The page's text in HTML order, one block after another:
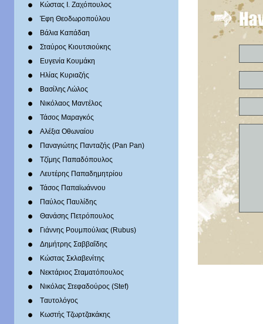
Κώστας Ι. Ζαχόπουλoς
Έφη Θεοδωροπούλου
Βάλια Καπάδαη
Σταύρος Κιουτσιούκης
Ευγενία Κουμάκη
Ηλίας Κυριαζής
Βασίλης Λώλος
Νικόλαος Μαντέλος
Τάσος Μαραγκός
Αλέξια Οθωναίου
Παναγιώτης Πανταζής (Pan Pan)
Τζίμης Παπαδόπουλος
Λευτέρης Παπαδημητρίου
Τάσος Παπαϊωάννου
Παύλος Παυλίδης
Θανάσης Πετρόπουλος
Γιάννης Ρουμπούλιας (Rubus)
Δημήτρης Σαββαΐδης
Κώστας Σκλαβενίτης
Νεκτάριος Σταματόπουλος
Νικόλας Στεφαδούρος (Stef)
Tαυτολόγος
Κωστής Τζωρτζακάκης